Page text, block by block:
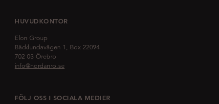
HUVUDKONTOR
Elon Group
Bäcklundavägen 1, Box 22094
702 03 Örebro
info@nordanro.se
FÖLJ OSS I SOCIALA MEDIER